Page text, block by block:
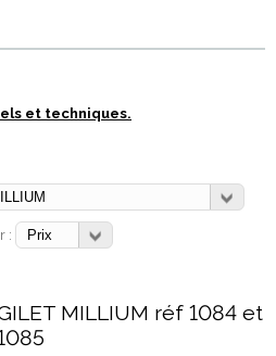
et techniques.
:
MILLIUM réf 1084 et